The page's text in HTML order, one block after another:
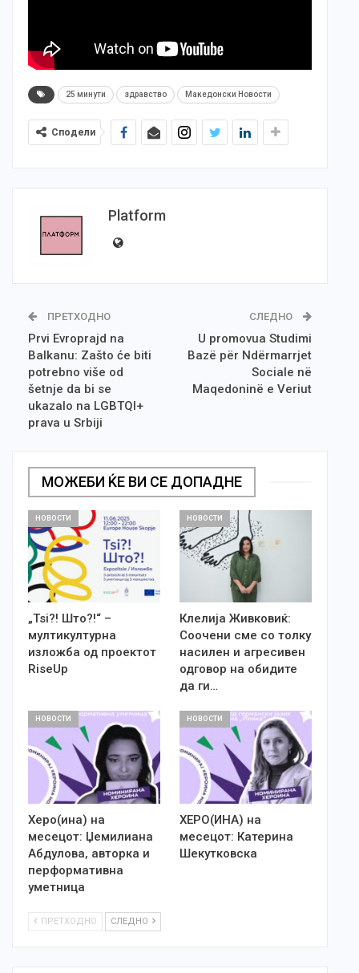
25 минути здравство Македонски Новости
Сподели
Platform
ПРЕТХОДНО
Prvi Evroprajd na
Balkanu: Zašto će biti
potrebno više od
šetnje da bi se
ukazalo na LGBTQI+
prava u Srbiji
СЛЕДНО
U promovua Studimi
Bazë për Ndërmarrjet
Sociale në
Maqedoninë e Veriut
МОЖЕБИ ЌЕ ВИ СЕ ДОПАДНЕ
НОВОСТИ
„Tsi?! Што?!“ –
мултикултурна
изложба од проектот
RiseUp
НОВОСТИ
Клелија Живковиќ:
Соочени сме со толку
насилен и агресивен
одговор на обидите
да ги…
НОВОСТИ
Херо(ина) на
месецот: Џемилиана
Абдулова, авторка и
перформативна
уметница
НОВОСТИ
ХЕРО(ИНА) на
месецот: Катерина
Шекутковска
ПРЕТХОДНО СЛЕДНО